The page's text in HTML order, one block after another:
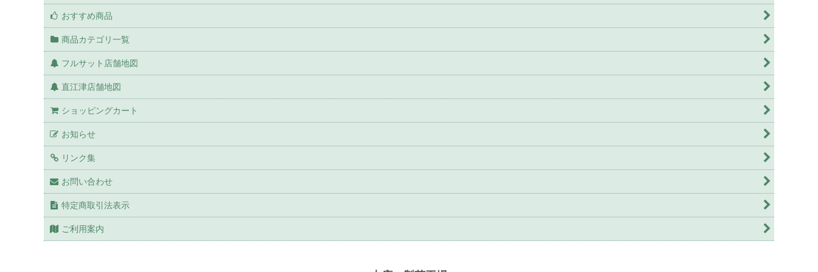
おすすめ商品
商品カテゴリ一覧
フルサット店舗地図
直江津店舗地図
ショッピングカート
お知らせ
リンク集
お問い合わせ
特定商取引法表示
ご利用案内